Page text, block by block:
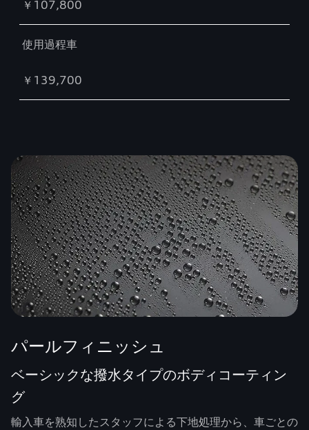
￥107,800
使用過程車
￥139,700
パールフィニッシュ
ベーシックな撥水タイプのボディコーティン
グ
輸入車を熟知したスタッフによる下地処理から、車ごとの